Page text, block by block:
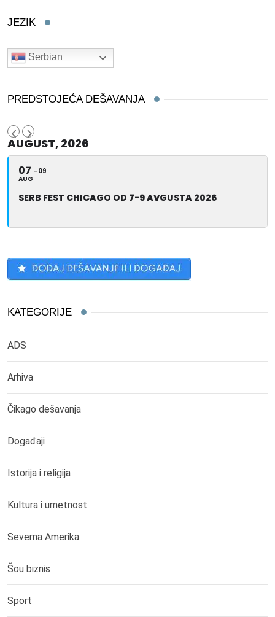
JEZIK
Serbian
PREDSTOJEĆA DEŠAVANJA
AUGUST, 2026
07
AUG
09
SERB FEST CHICAGO OD 7-9 AVGUSTA 2026
KATEGORIJE
ADS
Arhiva
Čikago dešavanja
Događaji
Istorija i religija
Kultura i umetnost
Severna Amerika
Šou biznis
Sport